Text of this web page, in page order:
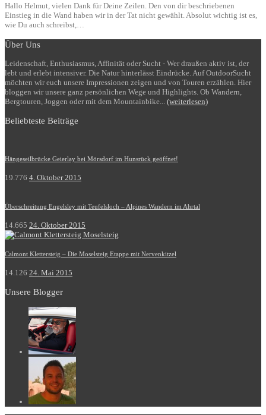
Hallo Helmut, vielen Dank für Deine Zeilen. Den von dir beschriebenen
Einstieg in die Wand haben wir in der Tat nicht gewählt. Absolut wichtig ist es,
wie Du auch schreibst,…
Über Uns
Leidenschaft, Enthusiasmus, Affinität oder Sucht - Wer draußen aktiv ist, der
lebt und erlebt intensiver. Die Natur hinterlässt Eindrücke. Auf OutdoorSucht
möchten wir euch unsere Impressionen zeigen und von Touren erzählen. Hier
bloggen wir unsere ganz persönlichen Wege und Highlights. Ob Wandern,
Bergtouren, Joggen oder mit dem Mountainbike... (weiterlesen)
Beliebteste Beiträge
Hängeseilbrücke Geierlay bei Mörsdorf im Hunsrück geöffnet!
19.776 4. Oktober 2015
Überschreitung Engelsley mit Teufelsloch – Alpines Wandern im Ahrtal
14.665 24. Oktober 2015
Calmont Klettersteig – Die Moselsteig Etappe mit Nervenkitzel
14.126 24. Mai 2015
Unsere Blogger